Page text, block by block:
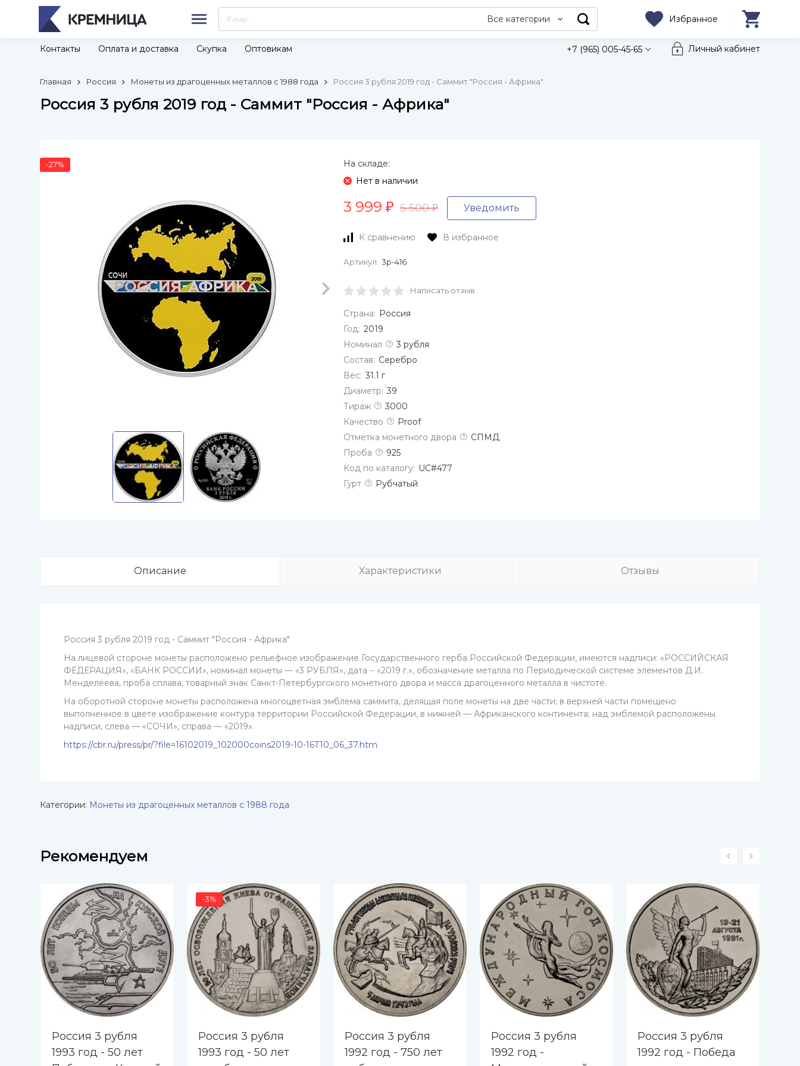
Все категории Избранное
Контакты Оплата и доставка Скупка Оптовикам +7 (965) 005-45-65 Личный кабинет
Главная Россия Монеты из драгоценных металлов с 1988 года Россия 3 рубля 2019 год - Саммит "Россия - Африка"
Россия 3 рубля 2019 год - Саммит "Россия - Африка"
-27%
На складе:
Нет в наличии
3 999 ₽ 5 500₽ Уведомить
К сравнению В избранное
Артикул: 3р-416
Написать отзыв
Страна: Россия
Год: 2019
Номинал
3 рубля
Состав: Серебро
Вес: 31.1 г
Диаметр: 39
Тираж
3000
Качество
Proof
Отметка монетного двора
СПМД
Проба
925
Код по каталогу: UC#477
Гурт
Рубчатый
Описание
Россия 3 рубля 2019 год - Саммит "Россия - Африка"
На лицевой стороне монеты расположено рельефное изображение Государственного герба Российской Федерации, имеются надписи: «РОССИЙСКАЯ
ФЕДЕРАЦИЯ», «БАНК РОССИИ», номинал монеты — «3 РУБЛЯ», дата − «2019 г.», обозначение металла по Периодической системе элементов Д.И.
Менделеева, проба сплава, товарный знак Санкт-Петербургского монетного двора и масса драгоценного металла в чистоте.
На оборотной стороне монеты расположена многоцветная эмблема саммита, делящая поле монеты на две части; в верхней части помещено
выполненное в цвете изображение контура территории Российской Федерации, в нижней — Африканского континента; над эмблемой расположены
надписи, слева — «СОЧИ», справа — «2019».
https://cbr.ru/press/pr/?file=16102019_102000coins2019-10-16T10_06_37.htm
Характеристики Отзывы
Категории: Монеты из драгоценных металлов с 1988 года
Рекомендуем
Россия 3 рубля
1993 год - 50 лет
-3%
Россия 3 рубля
1993 год - 50 лет
Россия 3 рубля
1992 год - 750 лет
Россия 3 рубля
1992 год -
Россия 3 рубля
1992 год - Победа